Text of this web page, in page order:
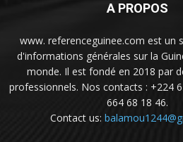
A PROPOS
www. referenceguinee.com est un
d'informations générales sur la
monde. Il est fondé en 2018 par
professionnels. Nos contacts : +224
664 68 18 46.
Contact us: